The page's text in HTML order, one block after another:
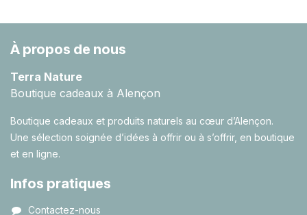
À propos de nous
Terra Nature
Boutique cadeaux à Alençon
Boutique cadeaux et produits naturels au cœur d’Alençon.
Une sélection soignée d’idées à offrir ou à s’offrir, en boutique
et en ligne.
Infos pratiques
Contactez-nous